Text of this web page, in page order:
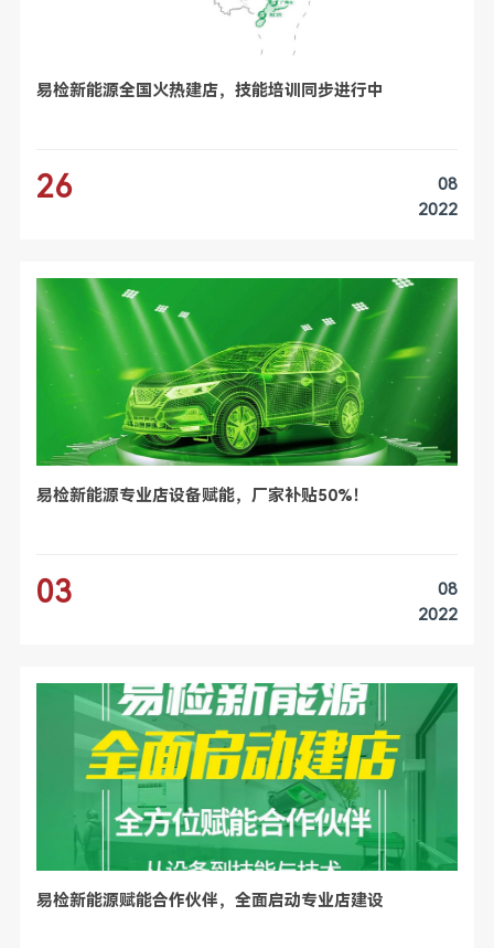
易检新能源全国火热建店，技能培训同步进行中
26
08
2022
易检新能源专业店设备赋能，厂家补贴50%！
03
08
2022
易检新能源赋能合作伙伴，全面启动专业店建设